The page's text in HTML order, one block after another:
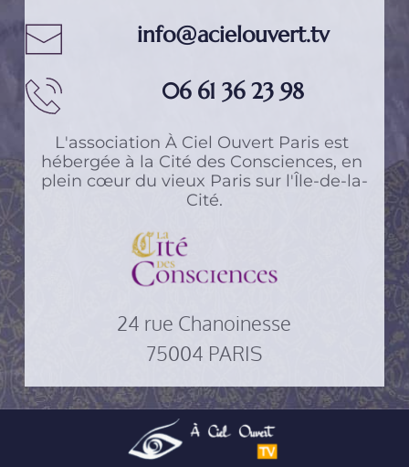
info@acielouvert.tv
06 61 36 23 98
L'association À Ciel Ouvert Paris est
hébergée à la Cité des Consciences, en
plein cœur du vieux Paris sur l'Île-de-la-
Cité.
24 rue Chanoinesse
75004 PARIS